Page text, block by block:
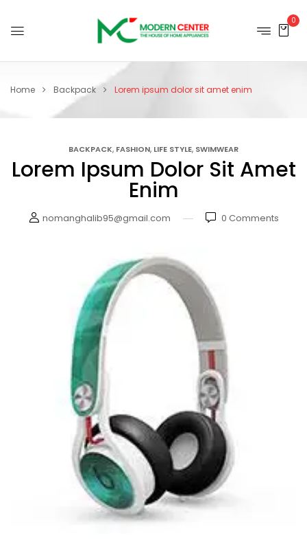
0
Home Backpack Lorem ipsum dolor sit amet enim
BACKPACK, FASHION, LIFE STYLE, SWIMWEAR
Lorem Ipsum Dolor Sit Amet
Enim
nomanghalib95@gmail.com 0 Comments